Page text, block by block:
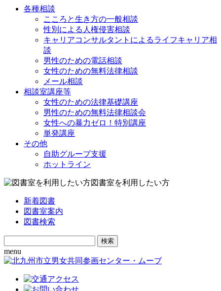
各種相談
こころと生き方の一般相談
性別による人権侵害相談
キャリアコンサルタントによるライフキャリア相
談
男性のための電話相談
女性のための無料法律相談
メール相談
相談室講座等
女性のための法律基礎講座
男性のための無料法律相談会
女性への暴力ゼロ！特別講座
単発講座
その他
自助グループ支援
ホットライン
図書室を利用したい方
新着図書
図書室案内
図書検索
Search
for:
menu